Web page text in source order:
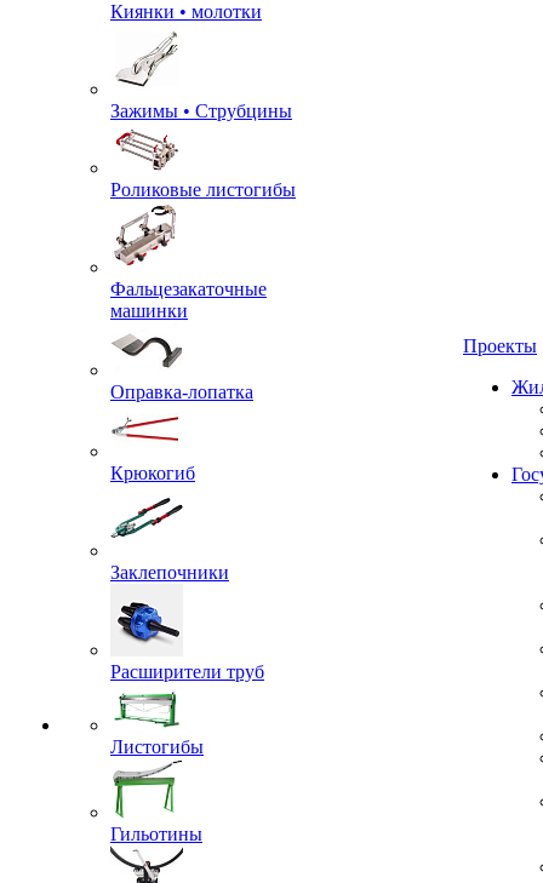
Киянки • молотки
Зажимы • Струбцины
Роликовые листогибы
Фальцезакаточные
машинки
Оправка-лопатка
Крюкогиб
Заклепочники
Расширители труб
Листогибы
Гильотины